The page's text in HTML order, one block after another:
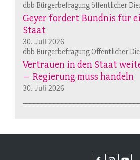
dbb Bürgerbefragung öffentlicher
Geyer fordert Bündnis für
Staat
30. Juli 2026
dbb Bürgerbefragung Öffentlicher
Vertrauen in den Staat
– Regierung muss handeln
30. Juli 2026